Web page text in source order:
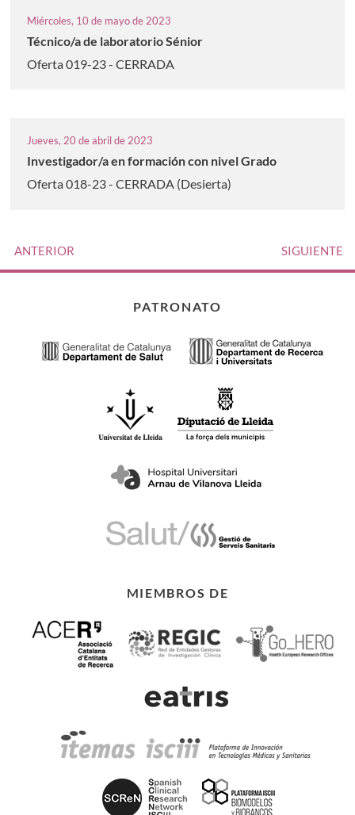
Miércoles, 10 de mayo de 2023
Técnico/a de laboratorio Sénior
Oferta 019-23 - CERRADA
Jueves, 20 de abril de 2023
Investigador/a en formación con nivel Grado
Oferta 018-23 - CERRADA (Desierta)
ANTERIOR SIGUIENTE
PATRONATO
MIEMBROS DE